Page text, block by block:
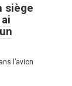
siège
l’avion